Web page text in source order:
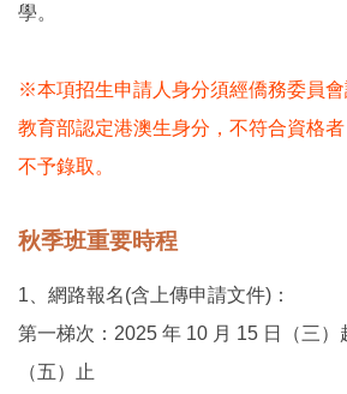
學。
※本項招生申請人身分須經僑務委員
教育部認定港澳生身分，不符合資格
不予錄取。
秋季班重要時程
1、網路報名(含上傳申請文件)：
第一梯次：2025 年 10 月 15 日（三）
（五）止